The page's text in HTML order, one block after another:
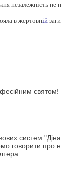
незалежність не
в жертовній
святом!
систем "
говорити про